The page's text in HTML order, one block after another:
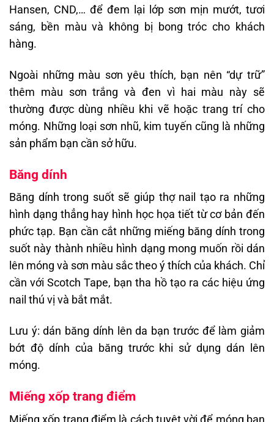
Hansen, CND,… để đem lại lớp sơn mịn mướt, tươi
sáng, bền màu và không bị bong tróc cho khách
hàng.
Ngoài những màu sơn yêu thích, bạn nên “dự trữ”
thêm màu sơn trắng và đen vì hai màu này sẽ
thường được dùng nhiều khi vẽ hoặc trang trí cho
móng. Những loại sơn nhũ, kim tuyến cũng là những
sản phẩm bạn cần sở hữu.
Băng dính
Băng dính trong suốt sẽ giúp thợ nail tạo ra những
hình dạng thẳng hay hình học họa tiết từ cơ bản đến
phức tạp. Bạn cần cắt những miếng băng dính trong
suốt này thành nhiều hình dạng mong muốn rồi dán
lên móng và sơn màu sắc theo ý thích của khách. Chỉ
cần với Scotch Tape, bạn tha hồ tạo ra các hiệu ứng
nail thú vị và bắt mắt.
Lưu ý: dán băng dính lên da bạn trước để làm giảm
bớt độ dính của băng trước khi sử dụng dán lên
móng.
Miếng xốp trang điểm
Miếng xốp trang điểm là cách tuyệt vời để móng bạn